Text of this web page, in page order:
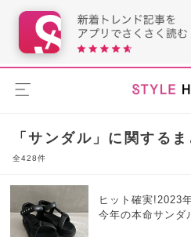
「サンダル」に関する
全428件
ヒット確実!2023
今年の本命サンダ